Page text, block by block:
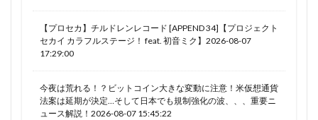
【プロセカ】チルドレンレコード [APPEND 34]【プロジェクト
セカイ カラフルステージ！ feat. 初音ミク】2026-08-07
17:29:00
今夜は荒れる！？ビットコイン大きな変動に注意！米仮想通貨
法案は延期が決定…そして日本でも規制強化の波、、、重要ニ
ュース解説！2026-08-07 15:45:22